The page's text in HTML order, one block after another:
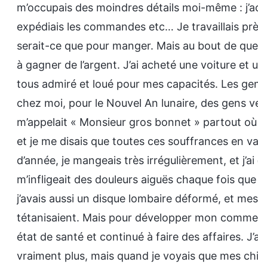
m’occupais des moindres détails moi-même :
expédiais les commandes etc… Je travaillais
serait-ce que pour manger. Mais au bout de
à gagner de l’argent. J’ai acheté une voiture et
tous admiré et loué pour mes capacités. Les
chez moi, pour le Nouvel An lunaire, des gens
m’appelait « Monsieur gros bonnet » partout
et je me disais que toutes ces souffrances en
d’année, je mangeais très irrégulièrement, et
m’infligeait des douleurs aiguës chaque fois
j’avais aussi un disque lombaire déformé, et
tétanisaient. Mais pour développer mon
état de santé et continué à faire des affaires.
vraiment plus, mais quand je voyais que mes